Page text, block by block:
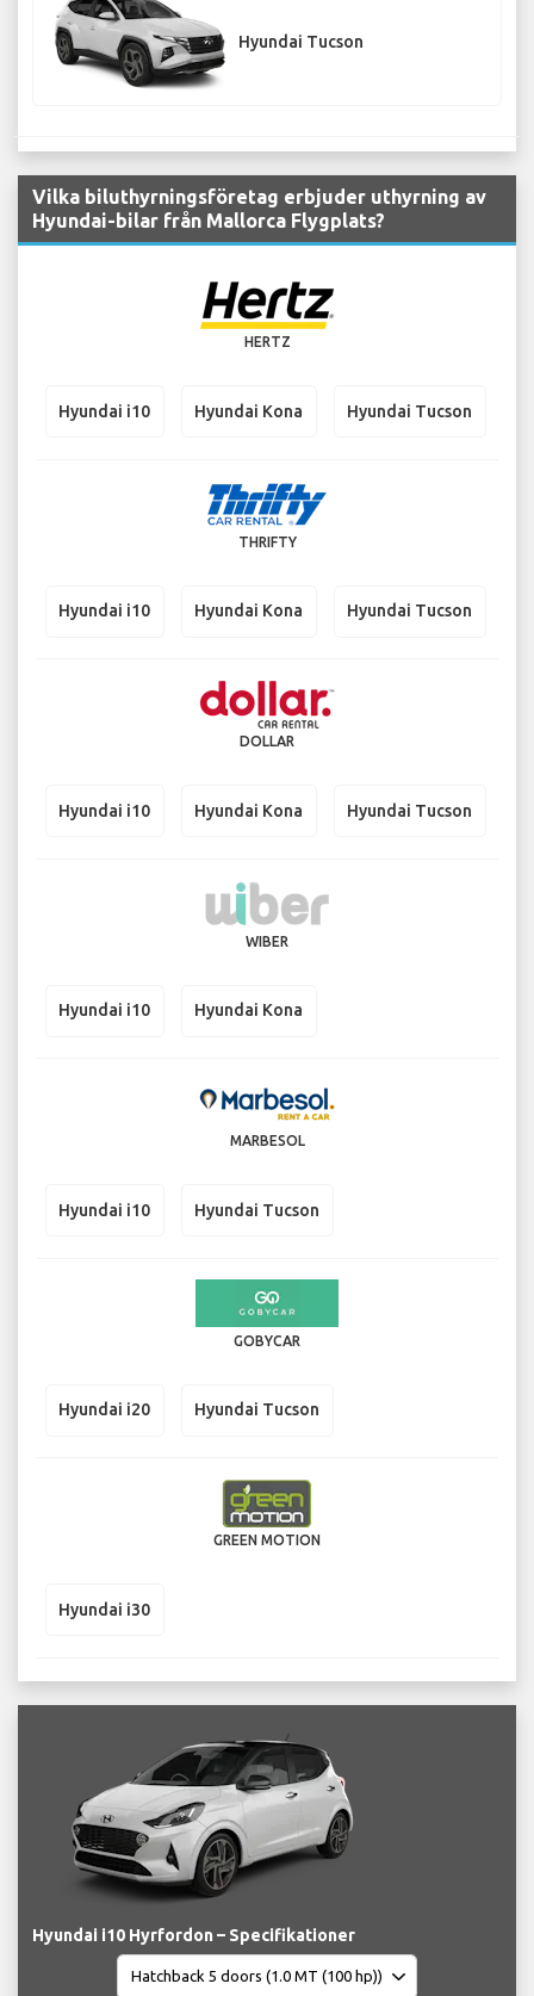
Hyundai Tucson
Vilka biluthyrningsföretag erbjuder uthyrning av
Hyundai-bilar från Mallorca Flygplats?
HERTZ
Hyundai i10 Hyundai Kona Hyundai Tucson
THRIFTY
Hyundai i10 Hyundai Kona Hyundai Tucson
DOLLAR
Hyundai i10 Hyundai Kona Hyundai Tucson
WIBER
Hyundai i10 Hyundai Kona
MARBESOL
Hyundai i10 Hyundai Tucson
GOBYCAR
Hyundai i20 Hyundai Tucson
GREEN MOTION
Hyundai i30
Hyundai i10 Hyrfordon – Specifikationer